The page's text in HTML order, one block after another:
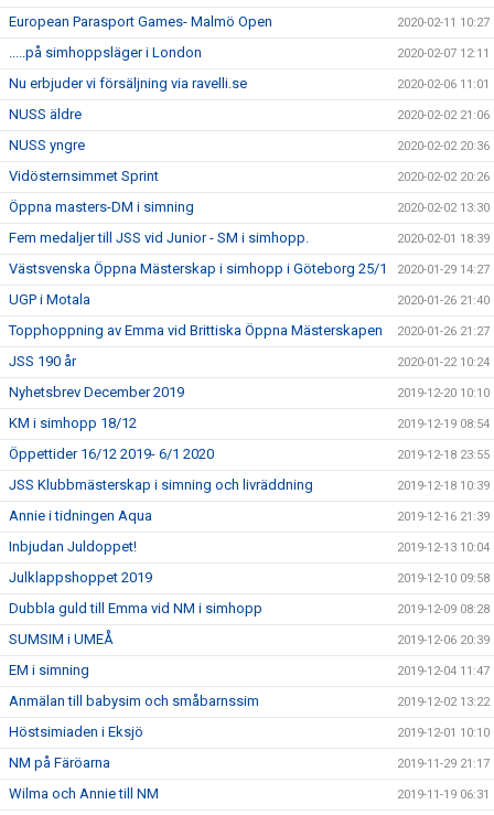
European Parasport Games- Malmö Open 2020-02-11 10:27
.....på simhoppsläger i London 2020-02-07 12:11
Nu erbjuder vi försäljning via ravelli.se 2020-02-06 11:01
NUSS äldre 2020-02-02 21:06
NUSS yngre 2020-02-02 20:36
Vidösternsimmet Sprint 2020-02-02 20:26
Öppna masters-DM i simning 2020-02-02 13:30
Fem medaljer till JSS vid Junior - SM i simhopp. 2020-02-01 18:39
Västsvenska Öppna Mästerskap i simhopp i Göteborg 25/1 2020-01-29 14:27
UGP i Motala 2020-01-26 21:40
Topphoppning av Emma vid Brittiska Öppna Mästerskapen 2020-01-26 21:27
JSS 190 år 2020-01-22 10:24
Nyhetsbrev December 2019 2019-12-20 10:10
KM i simhopp 18/12 2019-12-19 08:54
Öppettider 16/12 2019- 6/1 2020 2019-12-18 23:55
JSS Klubbmästerskap i simning och livräddning 2019-12-18 10:39
Annie i tidningen Aqua 2019-12-16 21:39
Inbjudan Juldoppet! 2019-12-13 10:04
Julklappshoppet 2019 2019-12-10 09:58
Dubbla guld till Emma vid NM i simhopp 2019-12-09 08:28
SUMSIM i UMEÅ 2019-12-06 20:39
EM i simning 2019-12-04 11:47
Anmälan till babysim och småbarnssim 2019-12-02 13:22
Höstsimiaden i Eksjö 2019-12-01 10:10
NM på Färöarna 2019-11-29 21:17
Wilma och Annie till NM 2019-11-19 06:31